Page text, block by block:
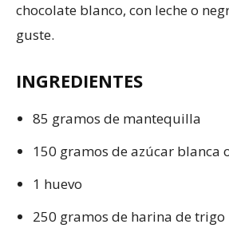
chocolate blanco, con leche o
guste.
INGREDIENTES
85 gramos de mantequilla
150 gramos de azúcar blanca
1 huevo
250 gramos de harina de trigo